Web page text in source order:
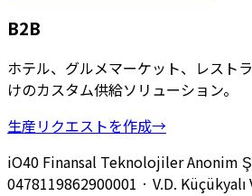
B2B
ホテル、グルメマーケット、レスト
けのカスタム供給ソリューション。
生産リクエストを作成→
iO40 Finansal Teknolojiler Anonim
0478119862900001 · V.D. Küçükyalı